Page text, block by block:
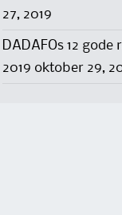
27, 2019
DADAFOs 12
2019 oktober 29,